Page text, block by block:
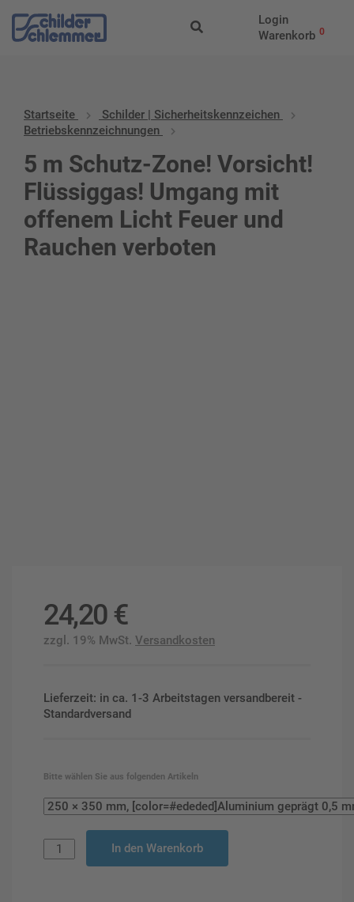
Login
Warenkorb 0
Startseite
Schilder | Sicherheitskennzeichen
Betriebskennzeichnungen
5 m Schutz-Zone! Vorsicht!
Flüssiggas! Umgang mit
offenem Licht Feuer und
Rauchen verboten
24,20 €
zzgl. 19% MwSt. Versandkosten
Lieferzeit: in ca. 1-3 Arbeitstagen versandbereit -
Standardversand
Bitte wählen Sie aus folgenden Artikeln
In den Warenkorb